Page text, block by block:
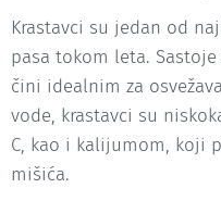
Krastavci su jedan od
pasa tokom leta.
čini idealnim za
vode, krastavci su
C, kao i kalijumom, koji
mišića.